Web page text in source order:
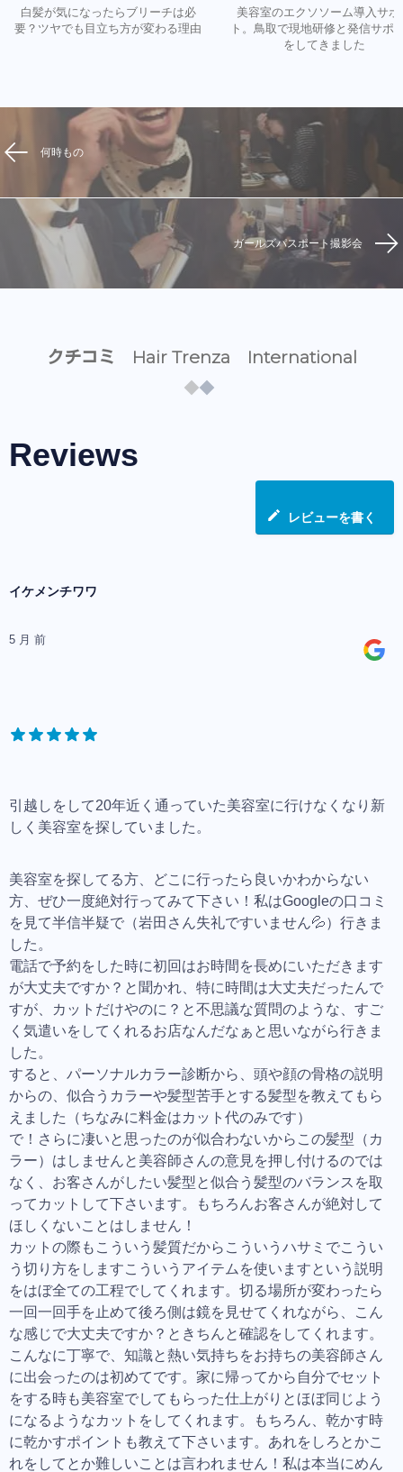
白髪が気になったらブリーチは必
要？ツヤでも目立ち方が変わる理由
美容室のエクソソーム導入サポ
ト。鳥取で現地研修と発信サポ
をしてきました
何時もの
ガールズパスポート撮影会
クチコミ Hair Trenza International
Reviews
レビューを書く
イケメンチワワ
5 月 前
引越しをして20年近く通っていた美容室に行けなくなり新
しく美容室を探していました。
美容室を探してる方、どこに行ったら良いかわからない
方、ぜひ一度絶対行ってみて下さい！私はGoogleの口コミ
を見て半信半疑で（岩田さん失礼ですいません💦）行きま
した。
電話で予約をした時に初回はお時間を長めにいただきます
が大丈夫ですか？と聞かれ、特に時間は大丈夫だったんで
すが、カットだけやのに？と不思議な質問のような、すご
く気遣いをしてくれるお店なんだなぁと思いながら行きま
した。
すると、パーソナルカラー診断から、頭や顔の骨格の説明
からの、似合うカラーや髪型苦手とする髪型を教えてもら
えました（ちなみに料金はカット代のみです）
で！さらに凄いと思ったのが似合わないからこの髪型（カ
ラー）はしませんと美容師さんの意見を押し付けるのでは
なく、お客さんがしたい髪型と似合う髪型のバランスを取
ってカットして下さいます。もちろんお客さんが絶対して
ほしくないことはしません！
カットの際もこういう髪質だからこういうハサミでこうい
う切り方をしますこういうアイテムを使いますという説明
をはぼ全ての工程でしてくれます。切る場所が変わったら
一回一回手を止めて後ろ側は鏡を見せてくれながら、こん
な感じで大丈夫ですか？ときちんと確認をしてくれます。
こんなに丁寧で、知識と熱い気持ちをお持ちの美容師さん
に出会ったのは初めてです。家に帰ってから自分でセット
をする時も美容室でしてもらった仕上がりとほぼ同じよう
になるようなカットをしてくれます。もちろん、乾かす時
に乾かすポイントも教えて下さいます。あれをしろとかこ
れをしてとか難しいことは言われません！私は本当にめん